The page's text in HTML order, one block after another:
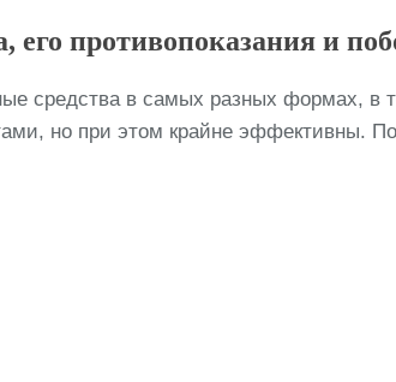
его противопоказания и
средства в самых разных формах,
но при этом крайне эффективны.